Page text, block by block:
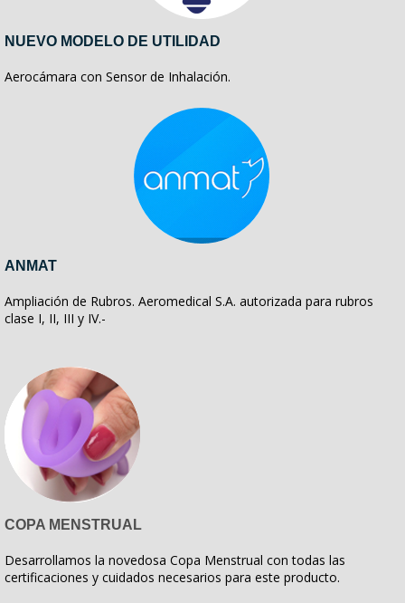
NUEVO MODELO DE UTILIDAD
Aerocámara con Sensor de Inhalación.
ANMAT
Ampliación de Rubros. Aeromedical S.A. autorizada para rubros
clase I, II, III y IV.-
COPA MENSTRUAL
Desarrollamos la novedosa Copa Menstrual con todas las
certificaciones y cuidados necesarios para este producto.